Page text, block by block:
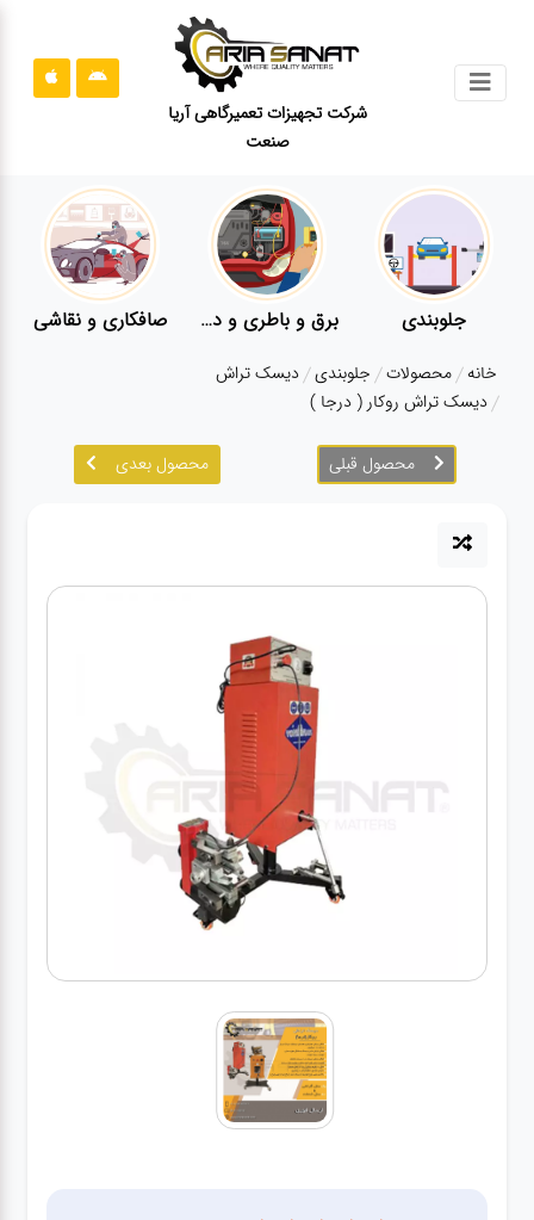
شرکت تجهیزات تعمیرگاهی آریا
صنعت
قوانین
سایت
ارتباط
درباره
ما
آپاراتی
دیاگ
جلوبندی برق و باطری و دیاگ صافکاری و نقاشی
خانه محصولات جلوبندی دیسک تراش
دیسک تراش روکار ( درجا )
محصول قبلی محصول بعدی